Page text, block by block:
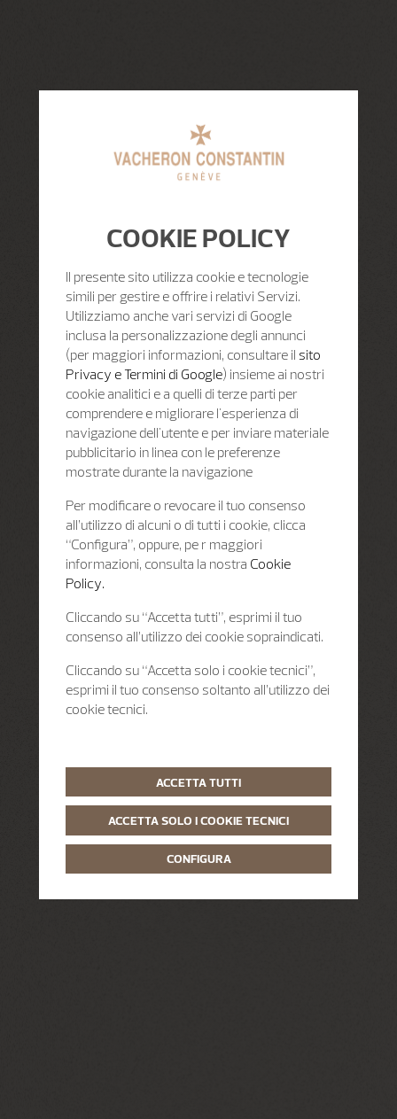
COOKIE POLICY
Il presente sito utilizza cookie e tecnologie
simili per gestire e offrire i relativi Servizi.
Utilizziamo anche vari servizi di Google
inclusa la personalizzazione degli annunci
(per maggiori informazioni, consultare il sito
Privacy e Termini di Google) insieme ai nostri
cookie analitici e a quelli di terze parti per
comprendere e migliorare l'esperienza di
navigazione dell'utente e per inviare materiale
pubblicitario in linea con le preferenze
mostrate durante la navigazione
Per modificare o revocare il tuo consenso
all’utilizzo di alcuni o di tutti i cookie, clicca
“Configura”, oppure, pe r maggiori
informazioni, consulta la nostra Cookie
Policy.
Cliccando su “Accetta tutti”, esprimi il tuo
consenso all’utilizzo dei cookie sopraindicati.
Cliccando su “Accetta solo i cookie tecnici”,
esprimi il tuo consenso soltanto all’utilizzo dei
cookie tecnici.
ACCETTA TUTTI
ACCETTA SOLO I COOKIE TECNICI
CONFIGURA